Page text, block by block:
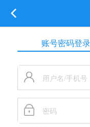
账号密码登录